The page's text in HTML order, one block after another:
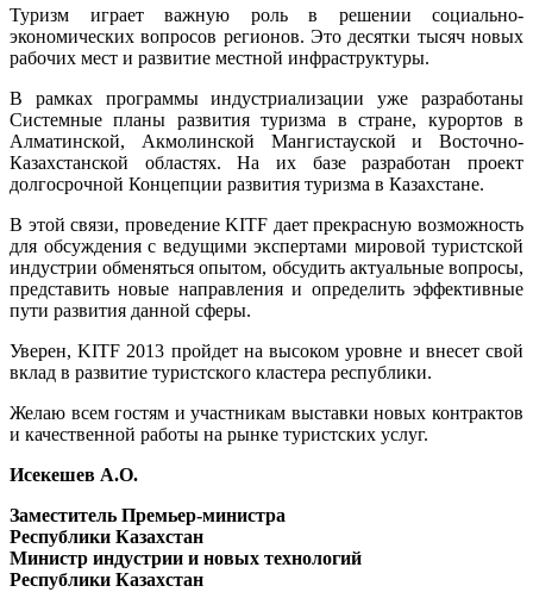
Туризм играет важную роль в решении социально-
экономических вопросов регионов. Это десятки тысяч новых
рабочих мест и развитие местной инфраструктуры.
В рамках программы индустриализации уже разработаны
Системные планы развития туризма в стране, курортов в
Алматинской, Акмолинской Мангистауской и Восточно-
Казахстанской областях. На их базе разработан проект
долгосрочной Концепции развития туризма в Казахстане.
В этой связи, проведение KITF дает прекрасную возможность
для обсуждения с ведущими экспертами мировой туристской
индустрии обменяться опытом, обсудить актуальные вопросы,
представить новые направления и определить эффективные
пути развития данной сферы.
Уверен, KITF 2013 пройдет на высоком уровне и внесет свой
вклад в развитие туристского кластера республики.
Желаю всем гостям и участникам выставки новых контрактов
и качественной работы на рынке туристских услуг.
Исекешев А.О.
Заместитель Премьер-министра
Республики Казахстан
Министр индустрии и новых технологий
Республики Казахстан